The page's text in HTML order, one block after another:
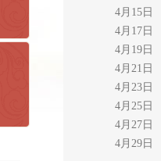
4月15日
4月17日
4月19日
4月21日
4月23日
4月25日
4月27日
4月29日